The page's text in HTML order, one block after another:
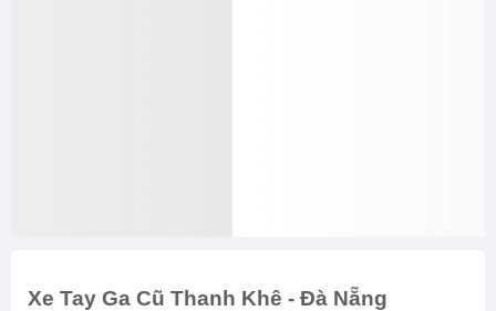
Xe Tay Ga Cũ Thanh Khê - Đà Nẵng